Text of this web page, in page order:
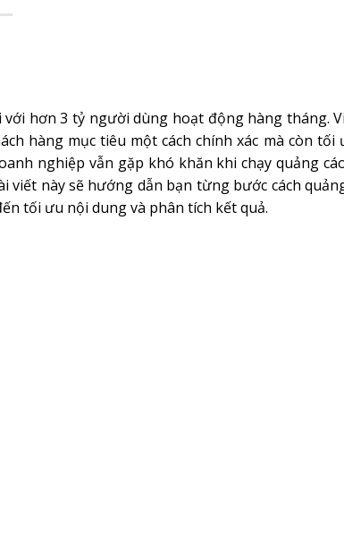
hơn 3 tỷ người dùng hoạt động hàng tháng.
hàng mục tiêu một cách chính xác mà còn tối
nghiệp vẫn gặp khó khăn khi chạy quảng
viết này sẽ hướng dẫn bạn từng bước cách
tối ưu nội dung và phân tích kết quả.